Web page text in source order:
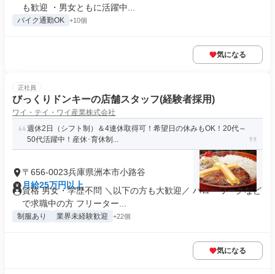
も歓迎 ・男女ともに活躍中...
バイク通勤OK +10個
気になる
正社員
びっくりドンキーの店舗スタッフ(経験者採用)
ワイ・テイ・ワイ産業株式会社
週休2日（シフト制）＆4連休取得可！希望日の休みもOK！20代～
50代活躍中！産休･育休制...
〒656-0023兵庫県洲本市小路谷
月給25万円以上
資格 男女・学歴不問 ＼以下の方も大歓迎／ ハローワークなど
で求職中の方 フリーター...
制服あり 業界未経験歓迎 +22個
気になる